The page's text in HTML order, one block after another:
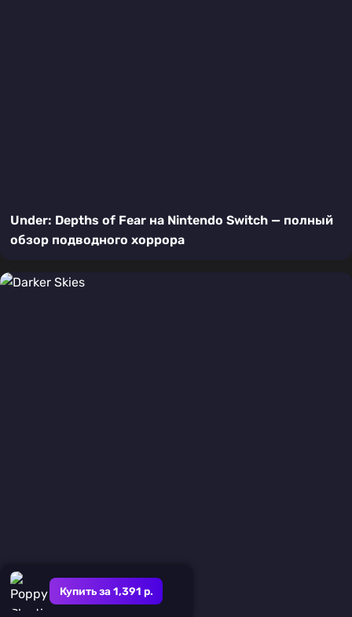
Купить за 1,391 р.
Under: Depths of Fear на Nintendo Switch — полный
обзор подводного хоррора